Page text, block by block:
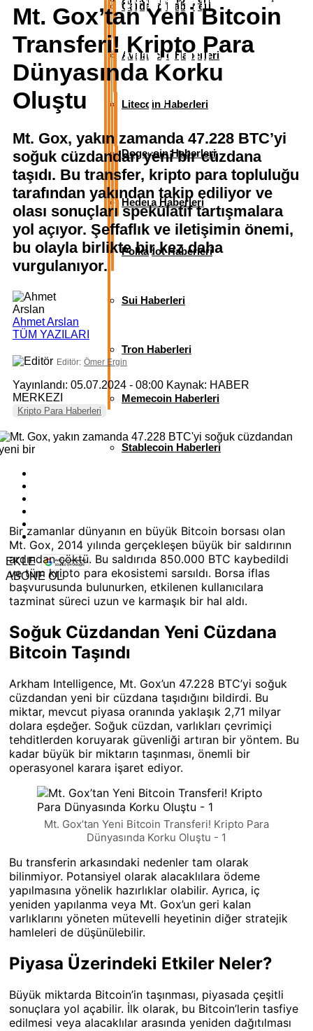
Cardano Haberleri
Avalanche Haberleri
Litecoin Haberleri
Dogecoin Haberleri
Hedera Haberleri
Polkadot Haberleri
Sui Haberleri
Tron Haberleri
Memecoin Haberleri
Stablecoin Haberleri
Mt. Gox’tan Yeni Bitcoin
Transferi! Kripto Para
Dünyasında Korku
Oluştu
Mt. Gox, yakın zamanda 47.228 BTC’yi
soğuk cüzdandan yeni bir cüzdana
taşıdı. Bu transfer, kripto para topluluğu
tarafından yakından takip ediliyor ve
olası sonuçları spekülatif tartışmalara
yol açıyor. Şeffaflık ve iletişimin önemi,
bu olayla birlikte bir kez daha
vurgulanıyor.
Ahmet Arslan
TÜM YAZILARI
Editör: Ömer Ergin
Yayınlandı: 05.07.2024 - 08:00 Kaynak: HABER
MERKEZI
Kripto Para Haberleri
EKLE
ABONE OL
Bir zamanlar dünyanın en büyük Bitcoin borsası olan
Mt. Gox, 2014 yılında gerçekleşen büyük bir saldırının
ardından çöktü. Bu saldırıda 850.000 BTC kaybedildi
ve tüm kripto para ekosistemi sarsıldı. Borsa iflas
başvurusunda bulunurken, etkilenen kullanıcılara
tazminat süreci uzun ve karmaşık bir hal aldı.
Soğuk Cüzdandan Yeni Cüzdana
Bitcoin Taşındı
Arkham Intelligence, Mt. Gox’un 47.228 BTC’yi soğuk
cüzdandan yeni bir cüzdana taşıdığını bildirdi. Bu
miktar, mevcut piyasa oranında yaklaşık 2,71 milyar
dolara eşdeğer. Soğuk cüzdan, varlıkları çevrimiçi
tehditlerden koruyarak güvenliği artıran bir yöntem. Bu
kadar büyük bir miktarın taşınması, önemli bir
operasyonel karara işaret ediyor.
Mt. Gox’tan Yeni Bitcoin Transferi! Kripto Para
Dünyasında Korku Oluştu - 1
Bu transferin arkasındaki nedenler tam olarak
bilinmiyor. Potansiyel olarak alacaklılara ödeme
yapılmasına yönelik hazırlıklar olabilir. Ayrıca, iç
yeniden yapılanma veya Mt. Gox’un geri kalan
varlıklarını yöneten mütevelli heyetinin diğer stratejik
hamleleri de düşünülebilir.
Piyasa Üzerindeki Etkiler Neler?
Büyük miktarda Bitcoin’in taşınması, piyasada çeşitli
sonuçlara yol açabilir. İlk olarak, bu Bitcoin’lerin tasfiye
edilmesi veya alacaklılar arasında yeniden dağıtılması